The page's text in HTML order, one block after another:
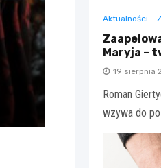
Aktualności
Maryja –
19 sierpnia
Roman
wzywa do